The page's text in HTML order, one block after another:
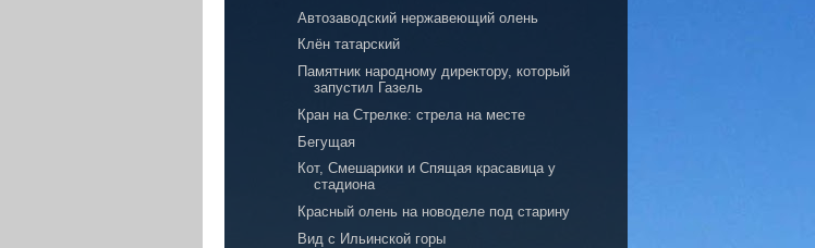
Автозаводский нержавеющий олень
Клён татарский
Памятник народному директору, который
запустил Газель
Кран на Стрелке: стрела на месте
Бегущая
Кот, Смешарики и Спящая красавица у
стадиона
Красный олень на новоделе под старину
Вид с Ильинской горы